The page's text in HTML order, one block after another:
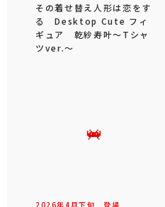
その着せ替え人形は恋をす
る Desktop Cute フィ
ギュア 乾紗寿叶～Tシャ
ツver.～
2026年4 月下旬 登場